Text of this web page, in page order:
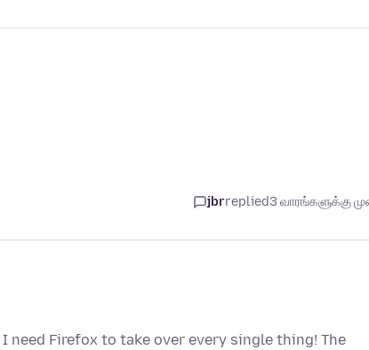
jbrreplied3 வாரங்களுக்கு
I need Firefox to take over every single thing! The